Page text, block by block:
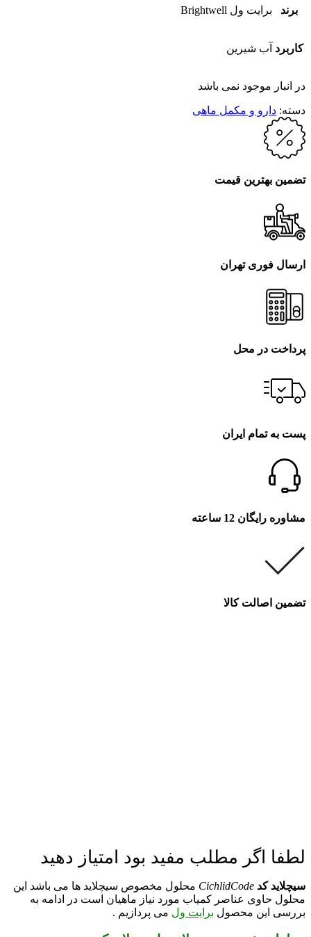
برند برایت ول Brightwell
کاربرد آب شیرین
در انبار موجود نمی باشد
دسته: دارو و مکمل ماهی
تضمین بهترین قیمت
ارسال فوری تهران
پرداخت در محل
پست به تمام ایران
مشاوره رایگان 12 ساعته
تضمین اصالت کالا
لطفا اگر مطلب مفید بود امتیاز دهید
سیچلاید کد CichlidCode محلول مخصوص سیچلاید ها می باشد این
محلول حاوی عناصر کمیاب مورد نیاز ماهیان است در ادامه به
بررسی این محصول برایت ول می پردازیم .